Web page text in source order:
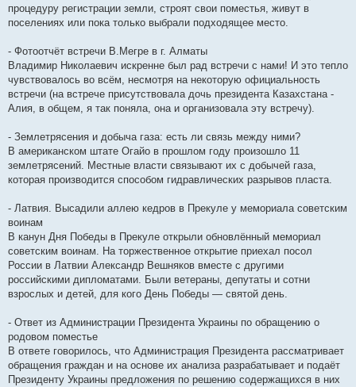
процедуру регистрации земли, строят свои поместья, живут в
поселениях или пока только выбрали подходящее место.
- Фотоотчёт встречи В.Мегре в г. Алматы
Владимир Николаевич искренне был рад встречи с нами! И это тепло
чувствовалось во всём, несмотря на некоторую официальность
встречи (на встрече присутствовала дочь президента Казахстана -
Алия, в общем, я так поняла, она и организовала эту встречу).
- Землетрясения и добыча газа: есть ли связь между ними?
В американском штате Огайо в прошлом году произошло 11
землетрясений. Местные власти связывают их с добычей газа,
которая производится способом гидравлических разрывов пласта.
- Латвия. Высадили аллею кедров в Прекуле у мемориала советским
воинам
В канун Дня Победы в Прекуле открыли обновлённый мемориал
советским воинам. На торжественное открытие приехал посол
России в Латвии Александр Вешняков вместе с другими
российскими дипломатами. Были ветераны, депутаты и сотни
взрослых и детей, для кого День Победы — святой день.
- Ответ из Администрации Президента Украины по обращению о
родовом поместье
В ответе говорилось, что Администрация Президента рассматривает
обращения граждан и на основе их анализа разрабатывает и подаёт
Президенту Украины предложения по решению содержащихся в них